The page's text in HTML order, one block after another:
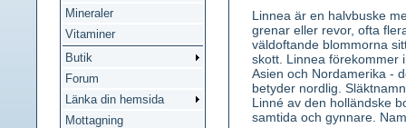
Mineraler
Vitaminer
Butik
Forum
Länka din hemsida
Mottagning
Linnea är en halvbuske
grenar eller revor, ofta
väldoftande blommorna
skott. Linnea förekommer
Asien och Nordamerika -
betyder nordlig.
Linné av den holländske
samtida och gynnare.